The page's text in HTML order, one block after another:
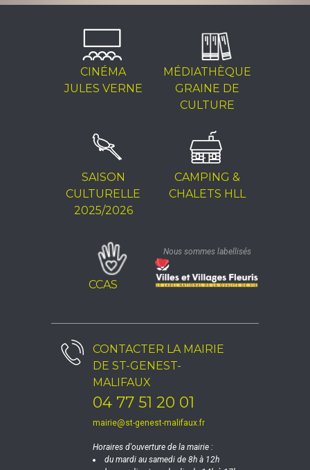
CINÉMA
JULES VERNE
MÉDIATHÈQUE
GRAINE DE
CULTURE
SAISON
CULTURELLE
2025/2026
CAMPING &
CHALETS HLL
CCAS
Nous sommes labellisés
CONTACTER LA MAIRIE
DE ST-GENEST-
MALIFAUX
04 77 51 20 01
mairie@st-genest-malifaux.fr
Horaires d'ouverture de la mairie :
du mardi au samedi de 8h à 12h